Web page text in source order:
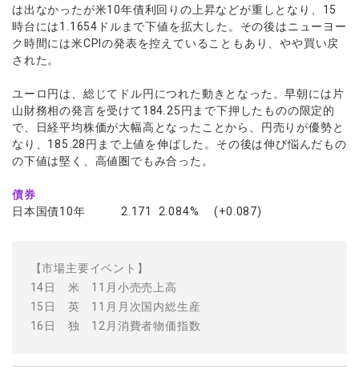
は出なかったが米10年債利回りの上昇などが重しとなり、15
時台には1.1654ドルまで下値を拡大した。その後はニューヨー
ク時間には米CPIの発表を控えていることもあり、やや買い戻
された。
ユーロ円は、総じてドル円につれた動きとなった。早朝には片
山財務相の発言を受けて184.25円まで下押したものの限定的
で、日経平均株価が大幅高となったことから、円売りが優勢と
なり、185.28円まで上値を伸ばした。その後は伸び悩んだもの
の下値は堅く、高値圏でもみ合った。
債券
日本国債10年 2.171 2.084% (+0.087)
【市場主要イベント】
14日 米 11月小売売上高
15日 英 11月月次国内総生産
16日 独 12月消費者物価指数